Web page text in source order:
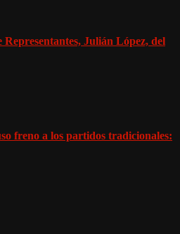
Representantes, Julián López, del
freno a los partidos tradicionales: